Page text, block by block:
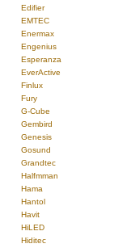
Edifier
EMTEC
Enermax
Engenius
Esperanza
EverActive
Finlux
Fury
G-Cube
Gembird
Genesis
Gosund
Grandtec
Halfmman
Hama
Hantol
Havit
HiLED
Hiditec